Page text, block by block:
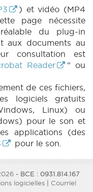
) et vidéo (MP4
page nécessite
du plug-in
aux documents au
consultation est
Reader
" ou
de ces fichiers,
logiciels gratuits
Linux) ou
pour le son et
applications (des
pour le son.
- BCE : 0931.814.167
logicielles| Courriel